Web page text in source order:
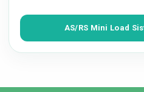
AS/RS Mini Load